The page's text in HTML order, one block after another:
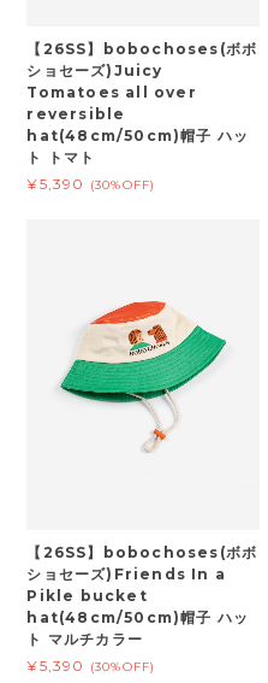
【26SS】bobochoses(ボボ
ショセーズ)Juicy
Tomatoes all over
reversible
hat(48cm/50cm)帽子 ハッ
ト トマト
¥5,390
(30%OFF)
【26SS】bobochoses(ボボ
ショセーズ)Friends In a
Pikle bucket
hat(48cm/50cm)帽子 ハッ
ト マルチカラー
¥5,390
(30%OFF)